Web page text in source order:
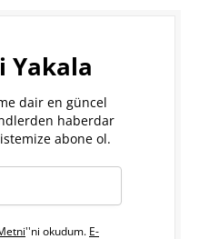
Yakala
dair en güncel
haberdar
abone ol.
''ni okudum. E-